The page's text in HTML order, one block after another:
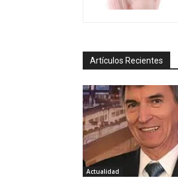
Artículos Recientes
Actualidad